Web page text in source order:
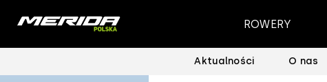
ROWERY
Aktualności O nas